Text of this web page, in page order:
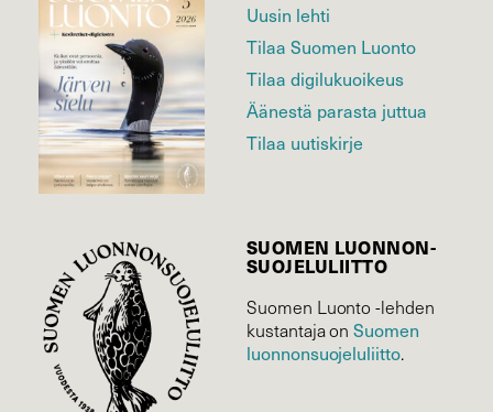
Uusin lehti
Tilaa Suomen Luonto
Tilaa digilukuoikeus
Äänestä parasta juttua
Tilaa uutiskirje
SUOMEN LUONNON­
SUOJELU­LIITTO
Suomen Luonto -lehden
kustantaja onSuomen
luonnonsuojelu­liitto.